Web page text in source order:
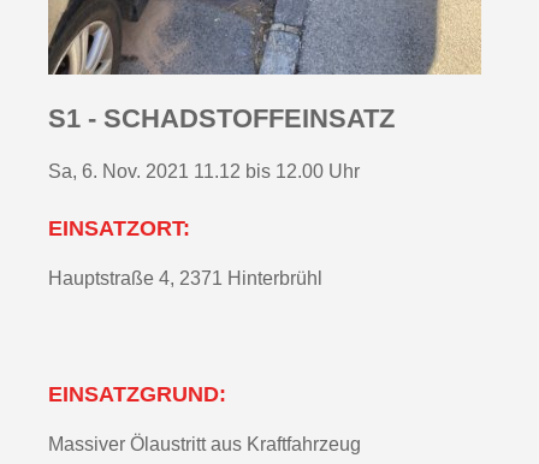
S1 - SCHADSTOFFEINSATZ
Sa, 6. Nov. 2021 11.12 bis 12.00 Uhr
EINSATZORT:
Hauptstraße 4, 2371 Hinterbrühl
EINSATZGRUND:
Massiver Ölaustritt aus Kraftfahrzeug